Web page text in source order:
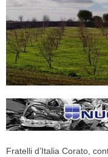
Fratelli d’Italia Corato,